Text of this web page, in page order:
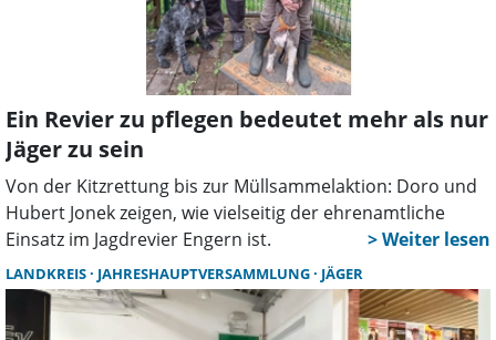
Ein Revier zu pflegen bedeutet mehr als nur
Jäger zu sein
Von der Kitzrettung bis zur Müllsammelaktion: Doro und
Hubert Jonek zeigen, wie vielseitig der ehrenamtliche
Einsatz im Jagdrevier Engern ist.
LANDKREIS JAHRESHAUPTVERSAMMLUNG JÄGER